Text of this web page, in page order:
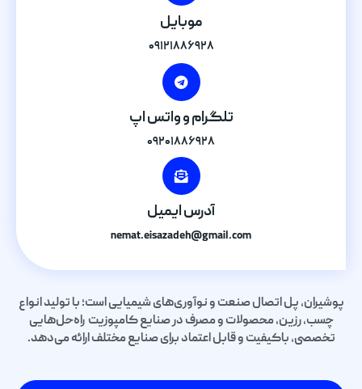
موبایل
۰۹۱۲۱۸۸۶۹۲۸
تلگرام و واتس اپ
۰۹۲۰۱۸۸۶۹۲۸
آدرس ایمیل
nemat.eisazadeh@gmail.com
پوشیران، پل اتصال صنعت و نوآوری‌های شیمیایی است؛ با تولید انواع
چسب، رزین، محصولات و مصرف در صنایع کامپوزیت راه‌حل‌هایی
تخصصی، باکیفیت و قابل اعتماد برای صنایع مختلف ارائه می‌دهد.